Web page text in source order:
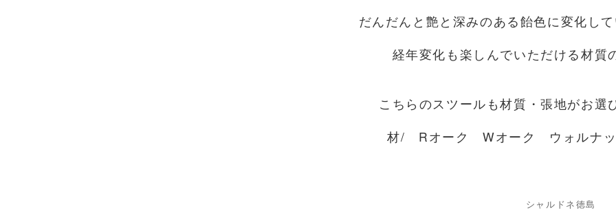
だんだんと艶と深みのある飴色に変化し
経年変化も楽しんでいただける材質
こちらのスツールも材質・張地がお選
材/ Rオーク Wオーク ウォルナ
シャルドネ徳島